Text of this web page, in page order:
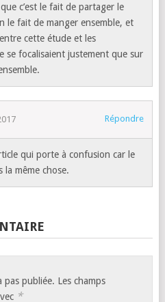
c’est le fait de partager le
le fait de manger ensemble, et
cette étude et les
se focalisaient justement que sur
Répondre
qui porte à confusion car le
même chose.
pas publiée. Les champs
*